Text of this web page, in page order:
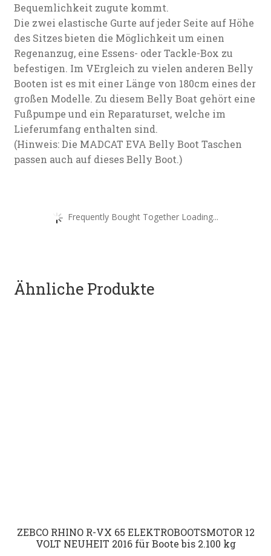
Bequemlichkeit zugute kommt.
Die zwei elastische Gurte auf jeder Seite auf Höhe
des Sitzes bieten die Möglichkeit um einen
Regenanzug, eine Essens- oder Tackle-Box zu
befestigen. Im VErgleich zu vielen anderen Belly
Booten ist es mit einer Länge von 180cm eines der
großen Modelle. Zu diesem Belly Boat gehört eine
Fußpumpe und ein Reparaturset, welche im
Lieferumfang enthalten sind.
(Hinweis: Die MADCAT EVA Belly Boot Taschen
passen auch auf dieses Belly Boot.)
Frequently Bought Together Loading...
Ähnliche Produkte
ZEBCO RHINO R-VX 65 ELEKTROBOOTSMOTOR 12
VOLT NEUHEIT 2016 für Boote bis 2.100 kg